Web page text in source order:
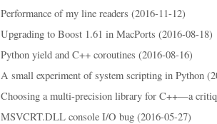
Performance of my line readers (2016-11-12)
Upgrading to Boost 1.61 in MacPorts (2016-08-18)
Python yield and C++ coroutines (2016-08-16)
A small experiment of system scripting in Python
Choosing a multi-precision library for C++—a
MSVCRT.DLL console I/O bug (2016-05-27)